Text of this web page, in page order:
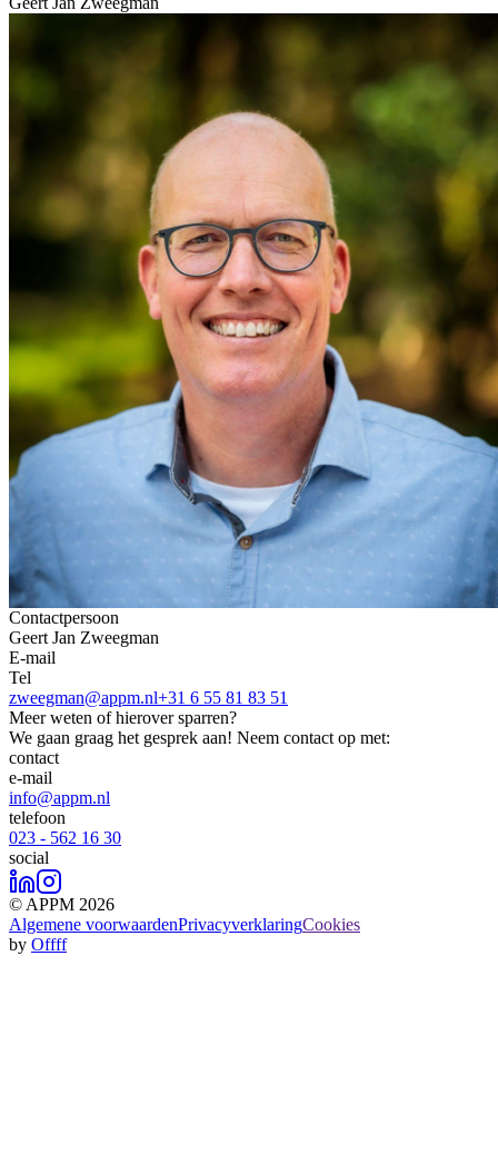
Contactpersoon
Geert Jan Zweegman
E-mail
Tel
zweegman@appm.nl+31 6 55 81 83 51
Meer weten of hierover sparren?
We gaan graag het gesprek aan! Neem contact op met:
contact
e-mail
info@appm.nl
telefoon
023 - 562 16 30
social
© APPM 2026
Algemene voorwaardenPrivacyverklaringCookies
by Offff